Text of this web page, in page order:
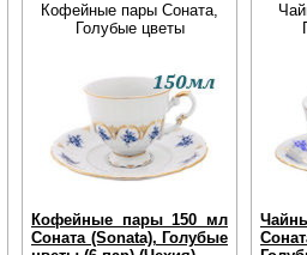
Кофейные пары Соната,
Голубые цветы
Кофейные пары 150 мл
Соната (Sonata), Голубые